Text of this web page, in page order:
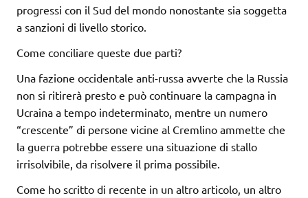
progressi con il Sud del mondo nonostante sia soggetta
a sanzioni di livello storico.
Come conciliare queste due parti?
Una fazione occidentale anti-russa avverte che la Russia
non si ritirerà presto e può continuare la campagna in
Ucraina a tempo indeterminato, mentre un numero
“crescente” di persone vicine al Cremlino ammette che
la guerra potrebbe essere una situazione di stallo
irrisolvibile, da risolvere il prima possibile.
Come ho scritto di recente in un altro articolo, un altro